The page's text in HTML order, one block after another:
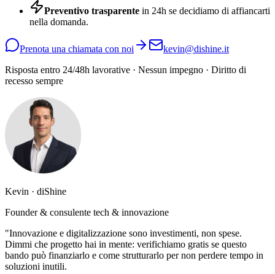
Preventivo trasparente in 24h se decidiamo di affiancarti
nella domanda.
Prenota una chiamata con noi
kevin@dishine.it
Risposta entro 24/48h lavorative · Nessun impegno · Diritto di
recesso sempre
Kevin · diShine
Founder & consulente tech & innovazione
"Innovazione e digitalizzazione sono investimenti, non spese.
Dimmi che progetto hai in mente: verifichiamo gratis se questo
bando può finanziarlo e come strutturarlo per non perdere tempo in
soluzioni inutili.